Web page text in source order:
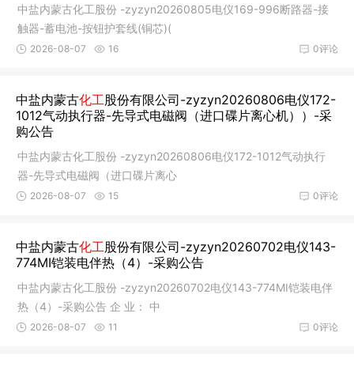
中盐内蒙古化工股份 -zyzyn20260805电仪169-996断路器-接
触器-蓄电池-按钮护套线(铜芯)(
0评论
2026-08-07 16
中盐内蒙古化工股份有限公司-zyzyn20260806电仪172-
1012气动执行器-先导式电磁阀（进口碟片离心机））-采
购公告
中盐内蒙古化工股份 -zyzyn20260806电仪172-1012气动执行
器-先导式电磁阀（进口碟片离心
0评论
2026-08-07 15
中盐内蒙古化工股份有限公司-zyzyn20260702电仪143-
774MI铠装电伴热（4）-采购公告
中盐内蒙古化工股份 -zyzyn20260702电仪143-774MI铠装电伴
热（4）-采购公告 企 业： 中
0评论
2026-08-07 11